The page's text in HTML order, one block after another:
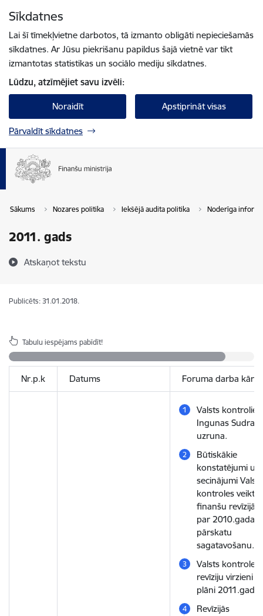
Sīkdatnes
Lai šī tīmekļvietne darbotos, tā izmanto obligāti nepieciešamās
sīkdatnes. Ar Jūsu piekrišanu papildus šajā vietnē var tikt
izmantotas statistikas un sociālo mediju sīkdatnes.
Lūdzu, atzīmējiet savu izvēli:
Noraidīt Apstiprināt visas
Pārvaldīt sīkdatnes
Sākums Nozares politika Iekšējā audita politika Noderīga
2011. gads
Atskaņot tekstu
Publicēts: 31.01.2018.
Tabulu iespējams pabīdīt!
Nr.p.k Datums Foruma darba
Valsts
Ingunas
uzruna.
Būtiskākie
konstatējumi un
secinājumi Valsts
kontroles
finanšu revīzijās
par 2010.gada
pārskatu
sagatavošanu.
Valsts kontroles
revīziju virzieni
plāni 2011.gadā.
Revīzijās